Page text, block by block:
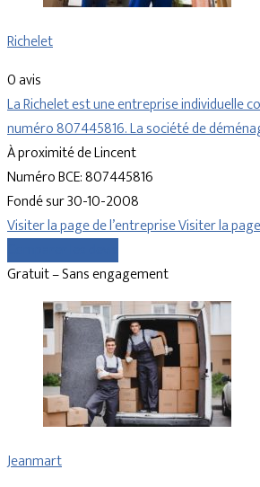
Richelet
0 avis
La Richelet est une entreprise individuelle
numéro 807445816. La société de
À proximité de Lincent
Numéro BCE: 807445816
Fondé sur 30-10-2008
Visiter la page de l’entrepriseVisiter la
Gratuit – Sans engagement
Jeanmart